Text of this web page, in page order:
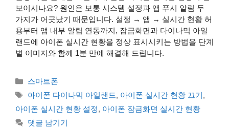
보이시나요? 원인은 보통 시스템 설정과 앱 푸시 알림 두
가지가 어긋났기 때문입니다. 설정 → 앱 → 실시간 현황 허
용부터 앱 내부 알림 연동까지, 잠금화면과 다이나믹 아일
랜드에 아이폰 실시간 현황을 정상 표시시키는 방법을 단계
별 이미지와 함께 1분 만에 해결해 드립니다.
카
테
고
리
스마트폰
태
그
아이폰 다이나믹 아일랜드, 아이폰 실시간 현황 끄기,
아이폰 실시간 현황 설정, 아이폰 잠금화면 실시간 현황
댓글 남기기